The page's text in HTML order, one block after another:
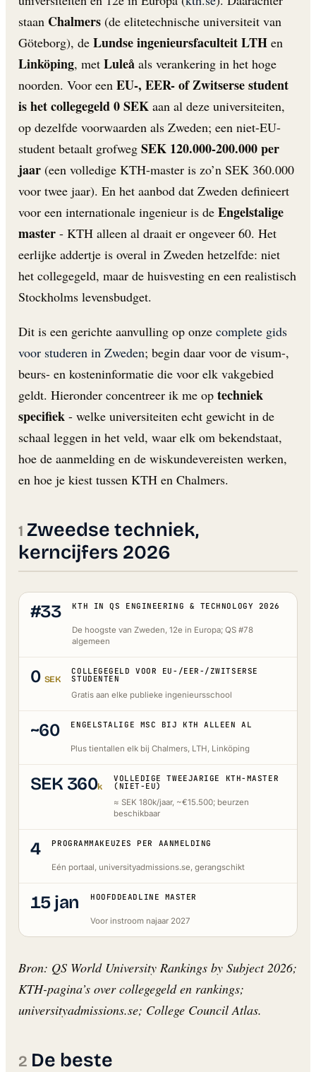
staan Chalmers (de elitetechnische universiteit van
Göteborg), de Lundse ingenieursfaculteit LTH en
Linköping, met Luleå als verankering in het hoge
noorden. Voor een EU-, EER- of Zwitserse student
is het collegegeld 0 SEK aan al deze universiteiten,
op dezelfde voorwaarden als Zweden; een niet-EU-
student betaalt grofweg SEK 120.000-200.000 per
jaar (een volledige KTH-master is zo’n SEK 360.000
voor twee jaar). En het aanbod dat Zweden definieert
voor een internationale ingenieur is de Engelstalige
master - KTH alleen al draait er ongeveer 60. Het
eerlijke addertje is overal in Zweden hetzelfde: niet
het collegegeld, maar de huisvesting en een realistisch
Stockholms levensbudget.
Dit is een gerichte aanvulling op onze complete gids
voor studeren in Zweden; begin daar voor de visum-,
beurs- en kosteninformatie die voor elk vakgebied
geldt. Hieronder concentreer ik me op techniek
specifiek - welke universiteiten echt gewicht in de
schaal leggen in het veld, waar elk om bekendstaat,
hoe de aanmelding en de wiskundevereisten werken,
en hoe je kiest tussen KTH en Chalmers.
Zweedse techniek,
kerncijfers 2026
#33 KTH IN QS ENGINEERING & TECHNOLOGY 2026
De hoogste van Zweden, 12e in Europa; QS #78
algemeen
0 SEK
COLLEGEGELD VOOR EU-/EER-/ZWITSERSE
STUDENTEN
Gratis aan elke publieke ingenieursschool
~60 ENGELSTALIGE MSC BIJ KTH ALLEEN AL
Plus tientallen elk bij Chalmers, LTH, Linköping
SEK 360k
VOLLEDIGE TWEEJARIGE KTH-MASTER
(NIET-EU)
≈ SEK 180k/jaar, ~€15.500; beurzen
beschikbaar
4 PROGRAMMAKEUZES PER AANMELDING
Eén portaal, universityadmissions.se, gerangschikt
15 jan HOOFDDEADLINE MASTER
Voor instroom najaar 2027
Bron: QS World University Rankings by Subject 2026;
KTH-pagina’s over collegegeld en rankings;
universityadmissions.se; College Council Atlas.
De beste